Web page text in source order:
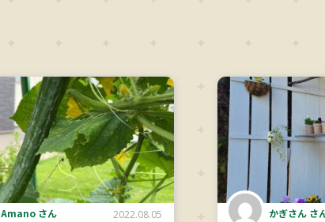
Amano さん 2022.08.05 かぎさん さ